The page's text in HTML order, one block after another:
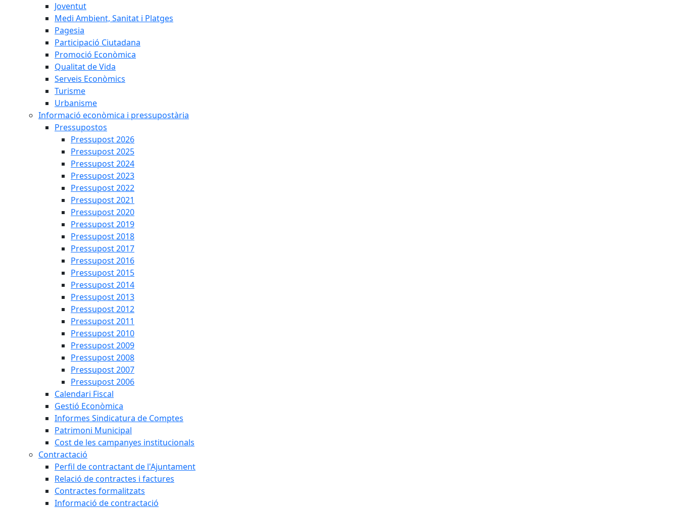
Joventut
Medi Ambient, Sanitat i Platges
Pagesia
Participació Ciutadana
Promoció Econòmica
Qualitat de Vida
Serveis Econòmics
Turisme
Urbanisme
Informació econòmica i pressupostària
Pressupostos
Pressupost 2026
Pressupost 2025
Pressupost 2024
Pressupost 2023
Pressupost 2022
Pressupost 2021
Pressupost 2020
Pressupost 2019
Pressupost 2018
Pressupost 2017
Pressupost 2016
Pressupost 2015
Pressupost 2014
Pressupost 2013
Pressupost 2012
Pressupost 2011
Pressupost 2010
Pressupost 2009
Pressupost 2008
Pressupost 2007
Pressupost 2006
Calendari Fiscal
Gestió Econòmica
Informes Sindicatura de Comptes
Patrimoni Municipal
Cost de les campanyes institucionals
Contractació
Perfil de contractant de l'Ajuntament
Relació de contractes i factures
Contractes formalitzats
Informació de contractació